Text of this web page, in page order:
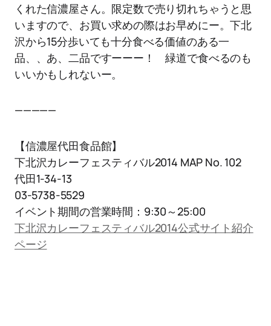
くれた信濃屋さん。限定数で売り切れちゃうと思
いますので、お買い求めの際はお早めにー。下北
沢から15分歩いても十分食べる価値のある一
品、、あ、二品ですーーー！ 緑道で食べるのも
いいかもしれないー。
—————
【信濃屋代田食品館】
下北沢カレーフェスティバル2014 MAP No. 102
代田1-34-13
03-5738-5529
イベント期間の営業時間：9:30～25:00
下北沢カレーフェスティバル2014公式サイト紹介
ページ